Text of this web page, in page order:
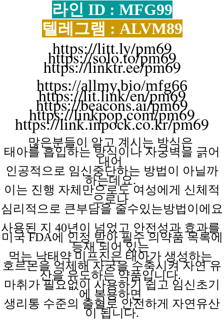
라인 ID : MFG99
텔레그램 : ALVM89
https://litt.ly/pm69
https://solo.to/pm69
https://linktr.ee/pm69
https://allmy.bio/mfg66
https://lit.link/en/pm69
https://beacons.ai/pm69
https://linkpop.com/pm69
https://link.inpock.co.kr/pm69
많은분들이 알고 계시는 방식은
태아를 흡입하는방식이나자궁벽을 긁어
내어
인공적으로 임신중단하는 방법이 아닐까
하는데요.
이는 진행 자체만으로도여성에게 신체적
으로나
심리적으로 큰부담을 줄수있는방법이에요
사용된 지 40년이 넘었고 안전성과 효과를
미국 FDA에 인정 받아 필수 의약품 목록에
등재 되어 있는
먹는 낙태약미프진은 태아가 생성하는
호르몬을 억제해 자궁을 수축시켜자연유
산을 유도하는 약품입니다.
마취가 필요없이 사용하기 쉽고 임신초기
에 복용하면
생리통 수준의 출혈로 안전하게 자연유산
이 됩니다.